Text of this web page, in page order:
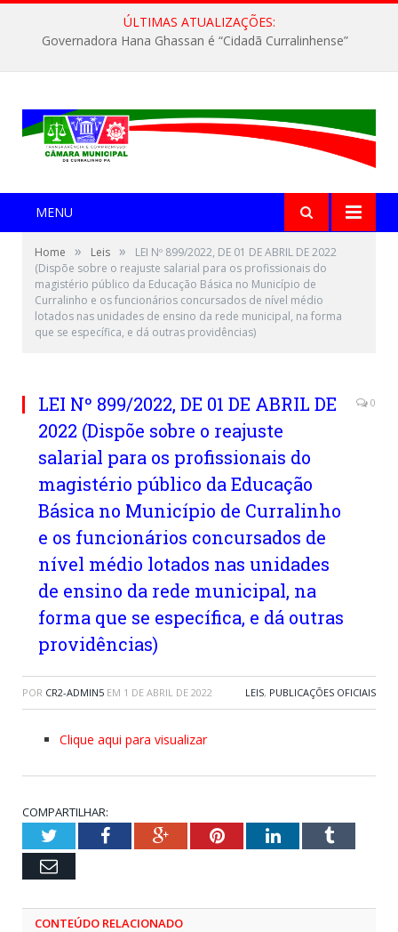
ÚLTIMAS ATUALIZAÇÕES:
Governadora Hana Ghassan é “Cidadã Curralinhense”
MENU
Home » Leis »
LEI Nº 899/2022, DE 01 DE ABRIL DE 2022
(Dispõe sobre o reajuste salarial para os profissionais do
magistério público da Educação Básica no Município de
Curralinho e os funcionários concursados de nível médio
lotados nas unidades de ensino da rede municipal, na forma
que se específica, e dá outras providências)
LEI Nº 899/2022, DE 01 DE ABRIL DE
2022 (Dispõe sobre o reajuste
salarial para os profissionais do
magistério público da Educação
Básica no Município de Curralinho
e os funcionários concursados de
nível médio lotados nas unidades
de ensino da rede municipal, na
forma que se específica, e dá outras
providências)
0
POR CR2-ADMIN5 EM 1 DE ABRIL DE 2022 LEIS, PUBLICAÇÕES OFICIAIS
Clique aqui para visualizar
COMPARTILHAR:
TwitterFacebookGoogle+PinterestLinkedInTumblr
Email
CONTEÚDO RELACIONADO